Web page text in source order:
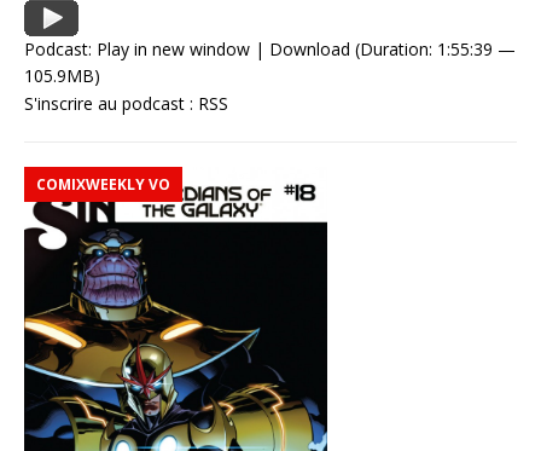
Podcast: Play in new window | Download (Duration: 1:55:39 —
105.9MB)
S'inscrire au podcast : RSS
COMIXWEEKLY VO